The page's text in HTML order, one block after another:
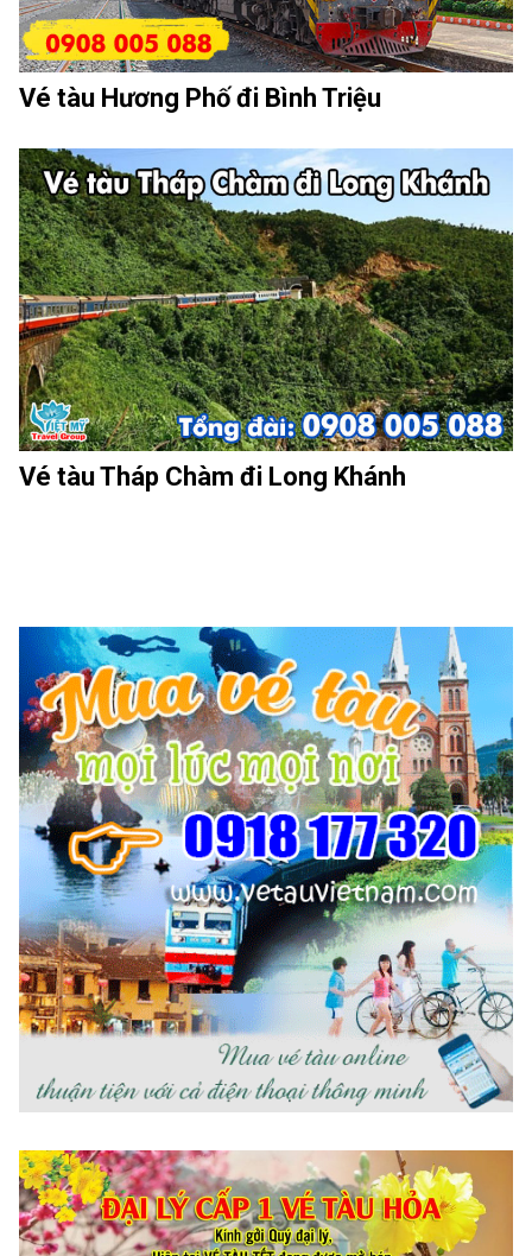
Vé tàu Hương Phố đi Bình Triệu
Vé tàu Tháp Chàm đi Long Khánh